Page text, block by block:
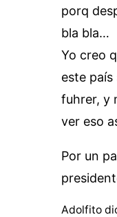
porq
bla bla…
Yo creo
este país
fuhrer, y
ver eso
Por un
Adolfito